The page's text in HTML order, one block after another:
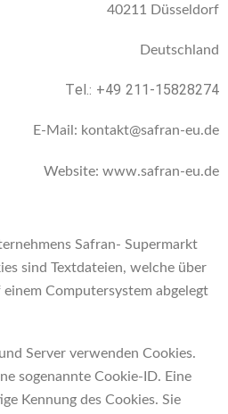
40211 Düsseldorf
Deutschland
Tel.: +49 211-15828274
E-Mail: kontakt@safran-eu.de
Website: www.safran-eu.de
Safran- Supermarkt
sind Textdateien, welche über
Computersystem abgelegt
Server verwenden Cookies.
sogenannte Cookie-ID. Eine
Kennung des Cookies. Sie